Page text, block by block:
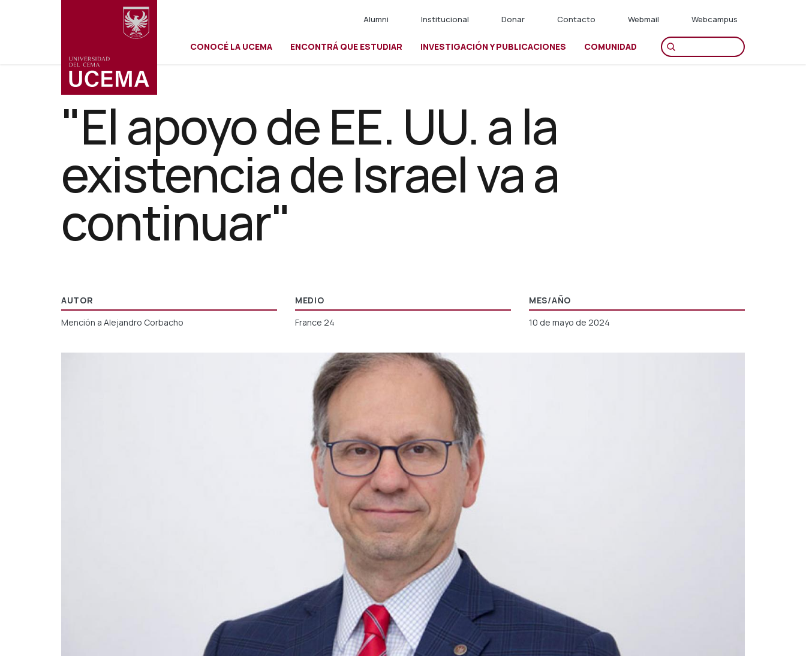
Menú
secundario
Alumni Institucional Donar Contacto Webmail Webcampus
CONOCÉ LA UCEMA ENCONTRÁ QUE ESTUDIAR INVESTIGACIÓN Y PUBLICACIONES COMUNIDAD
"El apoyo de EE. UU. a la
existencia de Israel va a
continuar"
AUTOR
Mención a Alejandro Corbacho
MEDIO
France 24
MES/AÑO
10 de mayo de 2024